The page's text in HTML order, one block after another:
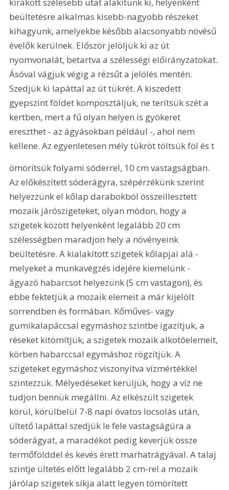
beültetésre alkalmas kisebb-nagyobb részeket
kihagyunk, amelyekbe később alacsonyabb növésű
évelők kerülnek. Először jelöljük ki az út
nyomvonalát, betartva a szélességi előirányzatokat.
Ásóval vágjuk végig a rézsűt a jelölés mentén.
Szedjük ki lapáttal az út tükrét. A kiszedett
gyepszint földet komposztáljuk, ne terítsük szét a
kertben, mert a fű olyan helyen is gyökeret
ereszthet - az ágyásokban például -, ahol nem
kellene. Az egyenletesen mély tükröt töltsük föl és t
ömörítsük folyami sóderrel, 10 cm vastagságban.
Az előkészített sóderágyra, szépérzékünk szerint
helyezzünk el kőlap darabokból összeillesztett
mozaik járószigeteket, olyan módon, hogy a
szigetek között helyenként legalább 20 cm
szélességben maradjon hely a növényeink
beültetésre. A kialakított szigetek kőlapjai alá -
melyeket a munkavégzés idejére kiemelünk -
ágyazó habarcsot helyezünk (5 cm vastagon), és
ebbe fektetjük a mozaik elemeit a már kijelölt
sorrendben és formában. Kőműves- vagy
gumikalapáccsal egymáshoz szintbe igazítjuk, a
réseket kitömítjük, a szigetek mozaik alkotóelemeit,
körben habarccsal egymáshoz rögzítjük. A
szigeteket egymáshoz viszonyítva vízmértékkel
szintezzük. Mélyedéseket kerüljük, hogy a víz ne
tudjon bennük megállni. Az elkészült szigetek
körül, körülbelül 7-8 napi óvatos locsolás után,
ültető lapáttal szedjük le fele vastagságúra a
sóderágyat, a maradékot pedig keverjük össze
termőfölddel és kevés érett marhatrágyával. A talaj
szintje ültetés előtt legalább 2 cm-rel a mozaik
járólap szigetek síkja alatt legyen tömörített